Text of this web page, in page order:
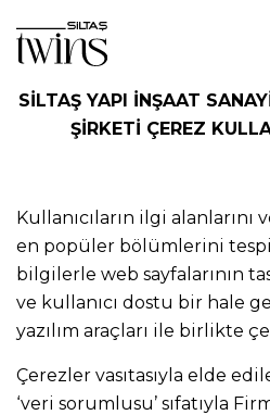
SİLTAŞ YAPI İNŞAAT
ŞİRKETİ ÇEREZ
Kullanıcıların ilgi alanlarını
en popüler bölümlerini
bilgilerle web sayfalarının
ve kullanıcı dostu bir hale
yazılım araçları ile birlikte
Çerezler vasıtasıyla elde
‘veri sorumlusu’ sıfatıyla